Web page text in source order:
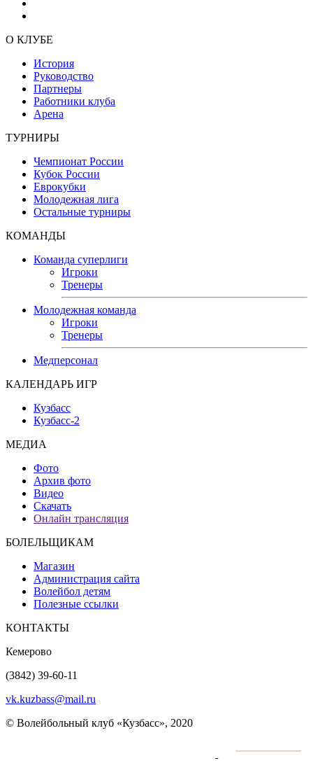
О КЛУБЕ
История
Руководство
Партнеры
Работники клуба
Арена
ТУРНИРЫ
Чемпионат России
Кубок России
Еврокубки
Молодежная лига
Остальные турниры
КОМАНДЫ
Команда суперлиги
Игроки
Тренеры
Молодежная команда
Игроки
Тренеры
Медперсонал
КАЛЕНДАРЬ ИГР
Кузбасс
Кузбасс-2
МЕДИА
Фото
Архив фото
Видео
Скачать
Онлайн трансляция
БОЛЕЛЬЩИКАМ
Магазин
Администрация сайта
Волейбол детям
Полезные ссылки
КОНТАКТЫ
Кемерово
(3842) 39-60-11
vk.kuzbass@mail.ru
© Волейбольный клуб «Кузбасс», 2020